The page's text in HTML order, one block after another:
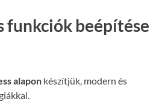
funkciók beépítése
alapon készítjük, modern és